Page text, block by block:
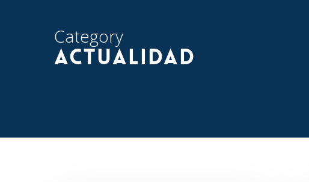
Category
Actualidad